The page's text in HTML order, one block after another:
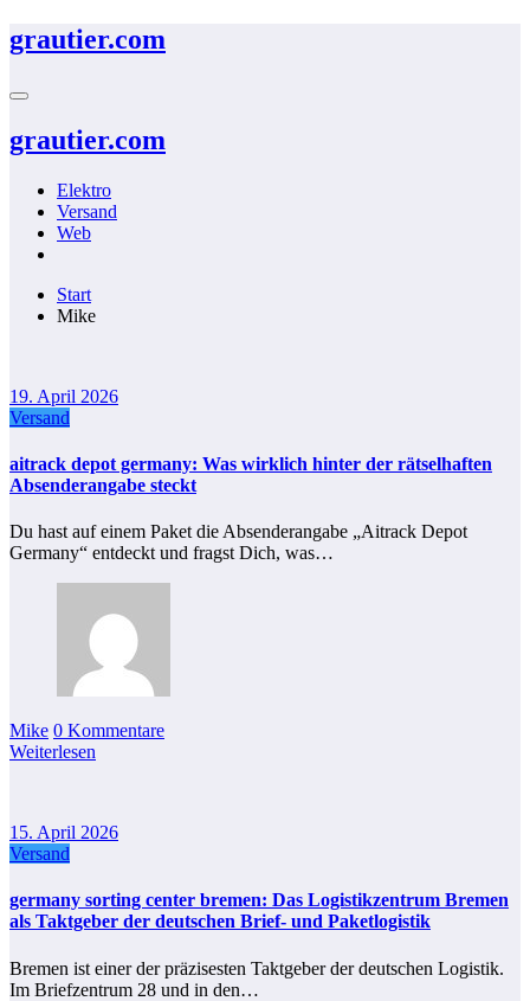
Zum
Inhalt
grautier.com
grautier.com
Elektro
Versand
Web
Start
Mike
19. April 2026
Versand
aitrack depot germany: Was wirklich hinter der rätselhaften
Absenderangabe steckt
Du hast auf einem Paket die Absenderangabe „Aitrack Depot
Germany“ entdeckt und fragst Dich, was…
Mike 0 Kommentare
Weiterlesen
15. April 2026
Versand
germany sorting center bremen: Das Logistikzentrum Bremen
als Taktgeber der deutschen Brief- und Paketlogistik
Bremen ist einer der präzisesten Taktgeber der deutschen Logistik.
Im Briefzentrum 28 und in den…